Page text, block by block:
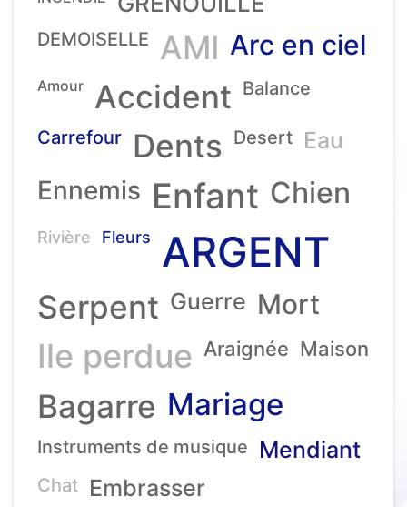
DEMOISELLE AMI Arc en ciel
Amour Accident Balance
Carrefour Dents Desert Eau
Ennemis Enfant Chien
Rivière Fleurs ARGENT
Serpent Guerre Mort
Ile perdue Araignée Maison
Bagarre Mariage
Instruments de musique Mendiant
Chat Embrasser